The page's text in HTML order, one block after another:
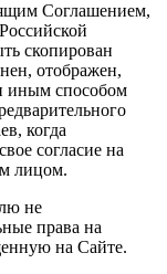
Соглашением,
скопирован
отображен,
иным способом
когда
согласие на
лицом.
не
права на
на Сайте.